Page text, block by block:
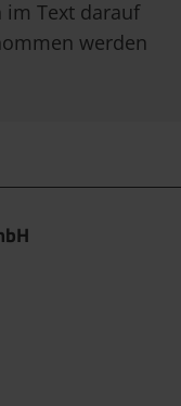
im Text darauf
werden